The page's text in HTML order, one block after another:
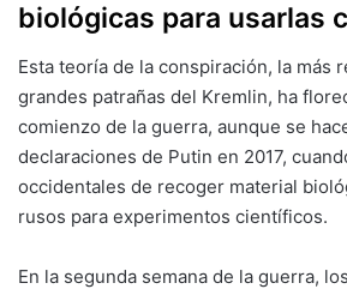
biológicas para usarlas
Esta teoría de la conspiración, la más
grandes patrañas del Kremlin, ha
comienzo de la guerra, aunque se
declaraciones de Putin en 2017,
occidentales de recoger material
rusos para experimentos científicos.
En la segunda semana de la guerra,